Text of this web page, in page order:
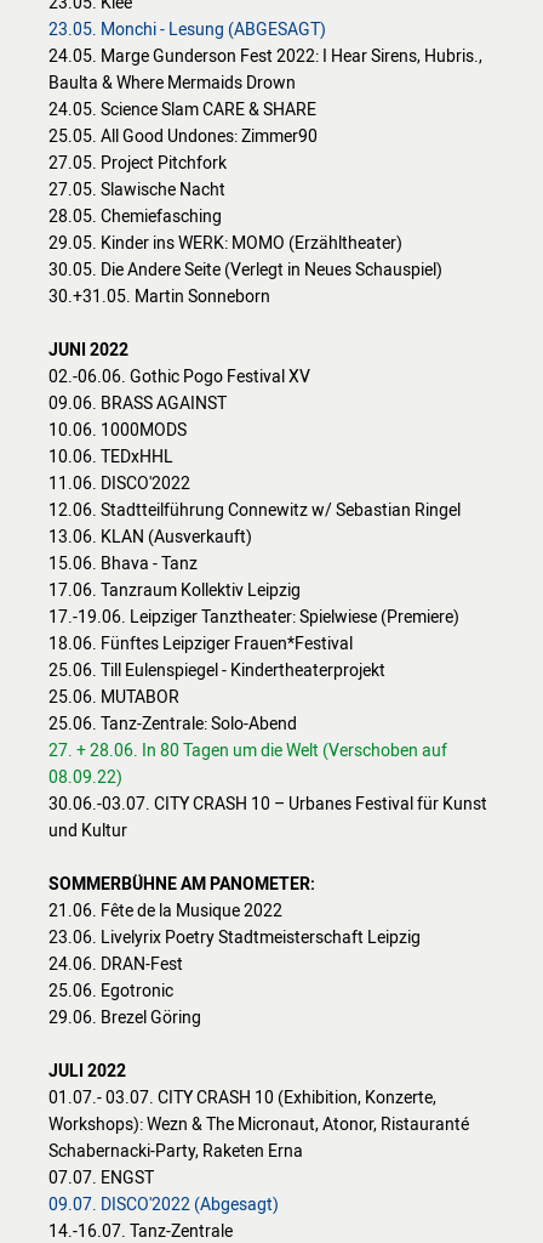
23.05. Monchi - Lesung (ABGESAGT)
24.05. Marge Gunderson Fest 2022: I Hear Sirens, Hubris.,
Baulta & Where Mermaids Drown
24.05. Science Slam CARE & SHARE
25.05. All Good Undones: Zimmer90
27.05. Project Pitchfork
27.05. Slawische Nacht
28.05. Chemiefasching
29.05. Kinder ins WERK: MOMO (Erzähltheater)
30.05. Die Andere Seite (Verlegt in Neues Schauspiel)
30.+31.05. Martin Sonneborn
JUNI 2022
02.-06.06. Gothic Pogo Festival XV
09.06. BRASS AGAINST
10.06. 1000MODS
10.06. TEDxHHL
11.06. DISCO'2022
12.06. Stadtteilführung Connewitz w/ Sebastian Ringel
13.06. KLAN (Ausverkauft)
15.06. Bhava - Tanz
17.06. Tanzraum Kollektiv Leipzig
17.-19.06. Leipziger Tanztheater: Spielwiese (Premiere)
18.06. Fünftes Leipziger Frauen*Festival
25.06. Till Eulenspiegel - Kindertheaterprojekt
25.06. MUTABOR
25.06. Tanz-Zentrale: Solo-Abend
27. + 28.06. In 80 Tagen um die Welt (Verschoben auf
08.09.22)
30.06.-03.07. CITY CRASH 10 – Urbanes Festival für Kunst
und Kultur
SOMMERBÜHNE AM PANOMETER:
21.06. Fête de la Musique 2022
23.06. Livelyrix Poetry Stadtmeisterschaft Leipzig
24.06. DRAN-Fest
25.06. Egotronic
29.06. Brezel Göring
JULI 2022
01.07.- 03.07. CITY CRASH 10 (Exhibition, Konzerte,
Workshops): Wezn & The Micronaut, Atonor, Ristauranté
Schabernacki-Party, Raketen Erna
07.07. ENGST
09.07. DISCO'2022 (Abgesagt)
14.-16.07. Tanz-Zentrale